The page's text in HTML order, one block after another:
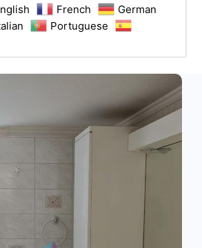
French
German
Portuguese